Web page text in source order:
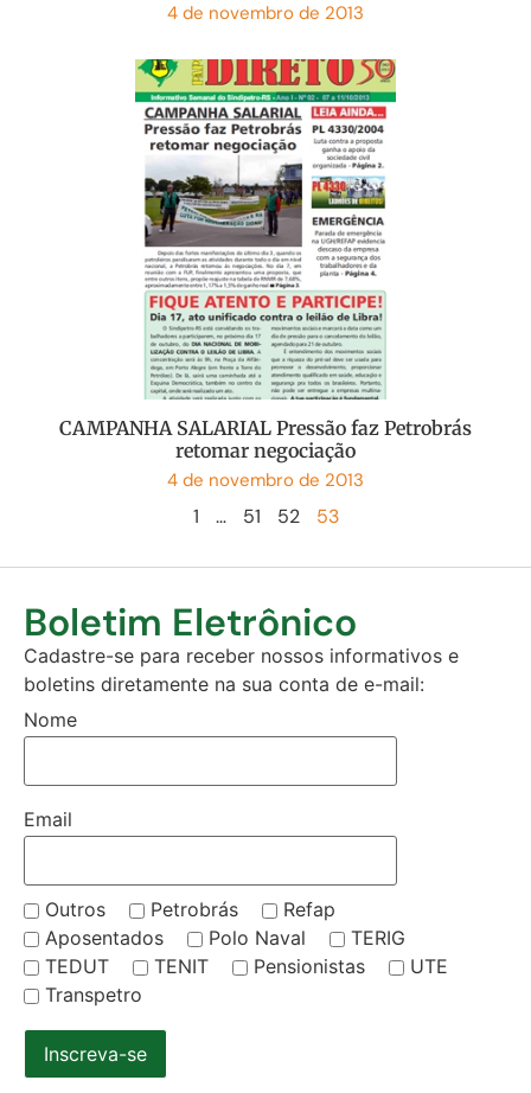
4 de novembro de 2013
CAMPANHA SALARIAL Pressão faz Petrobrás
retomar negociação
4 de novembro de 2013
1 … 51 52 53
Boletim Eletrônico
Cadastre-se para receber nossos informativos e
boletins diretamente na sua conta de e-mail:
Nome
Email
Outros Petrobrás
Refap
Aposentados
Polo Naval
TERIG
TEDUT
TENIT Pensionistas
UTE
Transpetro
Inscreva-se